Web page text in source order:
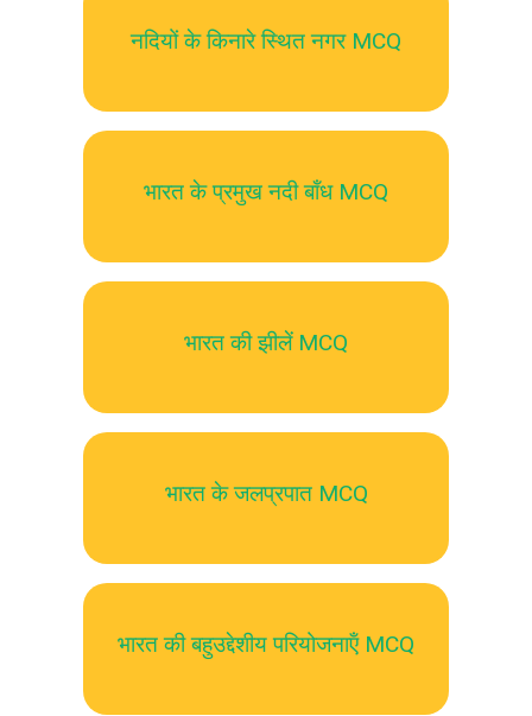
नदियों के किनारे स्थित नगर MCQ
भारत के प्रमुख नदी बॉंध MCQ
भारत की झीलें MCQ
भारत के जलप्रपात MCQ
भारत की बहुउद्देशीय परियोजनाऍं MCQ